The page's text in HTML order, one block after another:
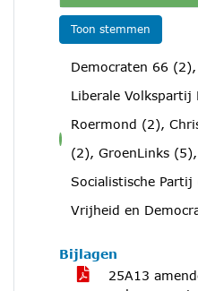
Toon stemmen
voor
Democraten 66
Liberale
Roermond (2),
(2), GroenLinks
Socialistische
Vrijheid en
Bijlagen
25A13